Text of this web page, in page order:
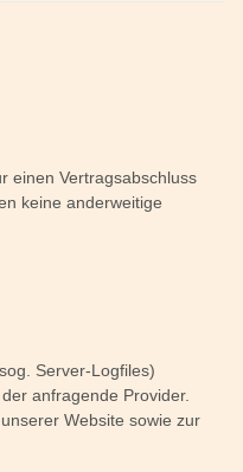
einen Vertragsabschluss
keine anderweitige
Server-Logfiles)
anfragende Provider.
Website sowie zur